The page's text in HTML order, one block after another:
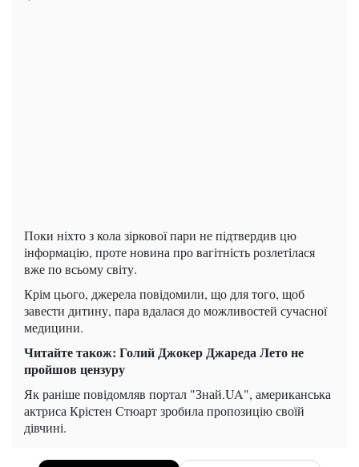
Поки ніхто з кола зіркової пари не підтвердив цю
інформацію, проте новина про вагітність розлетілася
вже по всьому світу.
Крім цього, джерела повідомили, що для того, щоб
завести дитину, пара вдалася до можливостей сучасної
медицини.
Читайте також: Голий Джокер Джареда Лето не
пройшов цензуру
Як раніше повідомляв портал "Знай.UA", американська
актриса Крістен Стюарт зробила пропозицію своїй
дівчині.